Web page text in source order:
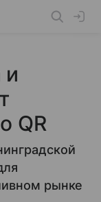
и
QR
рынке